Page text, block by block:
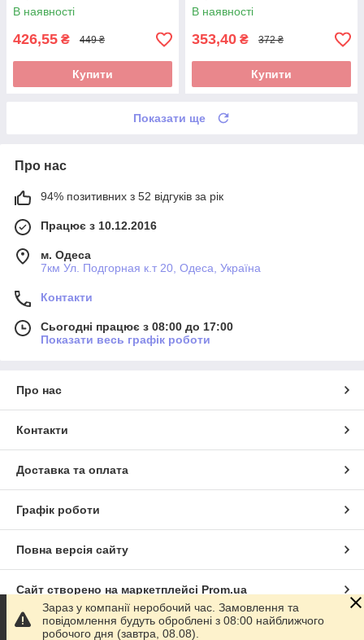
В наявності
426,55 ₴ 449 ₴
Купити
В наявності
353,40 ₴ 372 ₴
Купити
Показати ще
Про нас
94% позитивних з 52 відгуків за рік
Працює з 10.12.2016
м. Одеса
7км Ул. Подгорная к.т 20, Одеса, Україна
Контакти
Сьогодні працює з 08:00 до 17:00
Показати весь графік роботи
Про нас
Контакти
Доставка та оплата
Графік роботи
Повна версія сайту
Сайт створено на маркетплейсі Prom.ua
Політика конфіденційності
Зараз у компанії неробочий час. Замовлення та
повідомлення будуть оброблені з 08:00 найближчого
робочого дня (завтра, 08.08).